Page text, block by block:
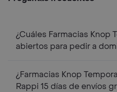
¿Cuáles Farmacias Knop
abiertos para pedir a
¿Farmacias Knop
Rappi 15 días de envíos